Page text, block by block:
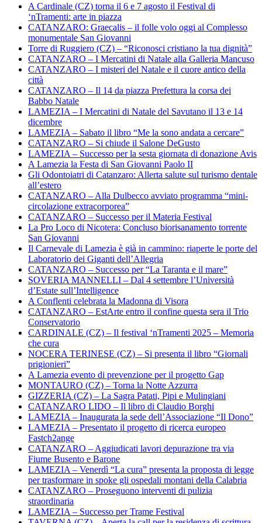
A Cardinale (CZ) torna il 6 e 7 agosto il Festival di
‘nTramenti: arte in piazza
CATANZARO: Graecalis – il folle volo oggi al Complesso
monumentale San Giovanni
Torre di Ruggiero (CZ) – “Riconosci cristiano la tua dignità”
CATANZARO – I Mercatini di Natale alla Galleria Mancuso
CATANZARO – I misteri del Natale e il cuore antico della
città
CATANZARO – Il 14 da piazza Prefettura la corsa dei
Babbo Natale
LAMEZIA – I Mercatini di Natale del Savutano il 13 e 14
dicembre
LAMEZIA – Sabato il libro “Me la sono andata a cercare”
CATANZARO – Si chiude il Salone DeGusto
LAMEZIA – Successo per la sesta giornata di donazione Avis
A Lamezia la Festa di San Giovanni Paolo II
Gli Odontoiatri di Catanzaro: Allerta salute sul turismo dentale
all’estero
CATANZARO – Alla Dulbecco avviato programma “mini-
circolazione extracorporea”
CATANZARO – Successo per il Materia Festival
La Pro Loco di Nicotera: Concluso biorisanamento torrente
San Giovanni
Il Carnevale di Lamezia è già in cammino: riaperte le porte del
Laboratorio dei Giganti dell’Allegria
CATANZARO – Successo per “La Taranta e il mare”
SOVERIA MANNELLI – Dal 4 settembre l’Università
d’Estate sull’Intelligence
A Conflenti celebrata la Madonna di Visora
CATANZARO – EstArte entro il confine questa sera il Trio
Conservatorio
CARDINALE (CZ) – Il festival ‘nTramenti 2025 – Memoria
che cura
NOCERA TERINESE (CZ) – Si presenta il libro “Giornali
prigionieri”
A Lamezia evento di prevenzione per il progetto Gap
MONTAURO (CZ) – Torna la Notte Azzurra
GIZZERIA (CZ) – La Sagra Patati, Pipi e Mulingiani
CATANZARO LIDO – Il libro di Claudio Borghi
LAMEZIA – Inaugurata la sede dell’Associazione “Il Dono”
LAMEZIA – Presentato il progetto di ricerca europeo
Fastch2ange
CATANZARO – Aggiudicati lavori depurazione tra via
Fiume Busento e Barone
LAMEZIA – Venerdì “La cura” presenta la proposta di legge
per trasformare in spoke gli ospedali montani della Calabria
CATANZARO – Proseguono interventi di pulizia
straordinaria
LAMEZIA – Successo per Trame Festival